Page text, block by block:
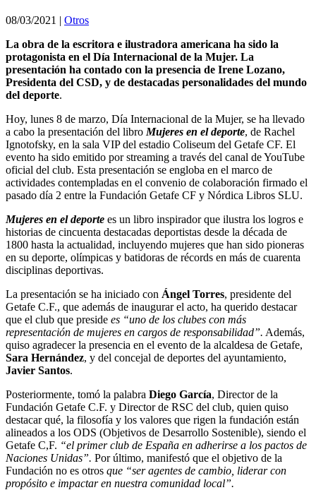
08/03/2021 | Otros
La obra de la escritora e ilustradora americana ha sido la
protagonista en el Día Internacional de la Mujer. La
presentación ha contado con la presencia de Irene Lozano,
Presidenta del CSD, y de destacadas personalidades del mundo
del deporte.
Hoy, lunes 8 de marzo, Día Internacional de la Mujer, se ha llevado
a cabo la presentación del libro Mujeres en el deporte, de Rachel
Ignotofsky, en la sala VIP del estadio Coliseum del Getafe CF. El
evento ha sido emitido por streaming a través del canal de YouTube
oficial del club. Esta presentación se engloba en el marco de
actividades contempladas en el convenio de colaboración firmado el
pasado día 2 entre la Fundación Getafe CF y Nórdica Libros SLU.
Mujeres en el deporte es un libro inspirador que ilustra los logros e
historias de cincuenta destacadas deportistas desde la década de
1800 hasta la actualidad, incluyendo mujeres que han sido pioneras
en su deporte, olímpicas y batidoras de récords en más de cuarenta
disciplinas deportivas.
La presentación se ha iniciado con Ángel Torres, presidente del
Getafe C.F., que además de inaugurar el acto, ha querido destacar
que el club que preside es “uno de los clubes con más
representación de mujeres en cargos de responsabilidad”. Además,
quiso agradecer la presencia en el evento de la alcaldesa de Getafe,
Sara Hernández, y del concejal de deportes del ayuntamiento,
Javier Santos.
Posteriormente, tomó la palabra Diego García, Director de la
Fundación Getafe C.F. y Director de RSC del club, quien quiso
destacar qué, la filosofía y los valores que rigen la fundación están
alineados a los ODS (Objetivos de Desarrollo Sostenible), siendo el
Getafe C,F. “el primer club de España en adherirse a los pactos de
Naciones Unidas”. Por último, manifestó que el objetivo de la
Fundación no es otros que “ser agentes de cambio, liderar con
propósito e impactar en nuestra comunidad local”.